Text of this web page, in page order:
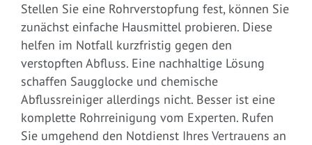
Stellen Sie eine Rohrverstopfung fest, können Sie
zunächst einfache Hausmittel probieren. Diese
helfen im Notfall kurzfristig gegen den
verstopften Abfluss. Eine nachhaltige Lösung
schaffen Saugglocke und chemische
Abflussreiniger allerdings nicht. Besser ist eine
komplette Rohrreinigung vom Experten. Rufen
Sie umgehend den Notdienst Ihres Vertrauens an